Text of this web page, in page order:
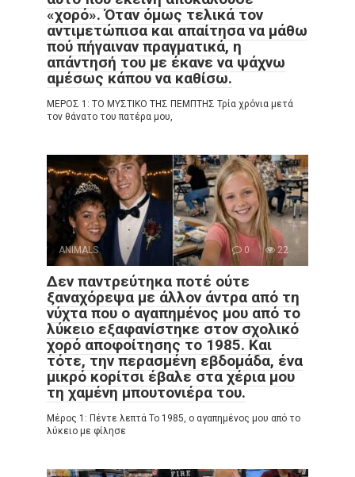
«χορό». Όταν όμως τελικά τον
αντιμετώπισα και απαίτησα να μάθω
πού πήγαιναν πραγματικά, η
απάντησή του με έκανε να ψάχνω
αμέσως κάπου να καθίσω.
ΜΕΡΟΣ 1: ΤΟ ΜΥΣΤΙΚΟ ΤΗΣ ΠΕΜΠΤΗΣ Τρία χρόνια μετά
τον θάνατο του πατέρα μου,
ANIMALS 0 22
Δεν παντρεύτηκα ποτέ ούτε
ξαναχόρεψα με άλλον άντρα από τη
νύχτα που ο αγαπημένος μου από το
λύκειο εξαφανίστηκε στον σχολικό
χορό αποφοίτησης το 1985. Και
τότε, την περασμένη εβδομάδα, ένα
μικρό κορίτσι έβαλε στα χέρια μου
τη χαμένη μπουτονιέρα του.
Μέρος 1: Πέντε λεπτά Το 1985, ο αγαπημένος μου από το
λύκειο με φίλησε